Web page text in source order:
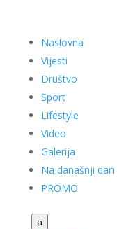
Naslovna
Vijesti
Društvo
Sport
Lifestyle
Video
Galerija
Na današnji dan
PROMO
a